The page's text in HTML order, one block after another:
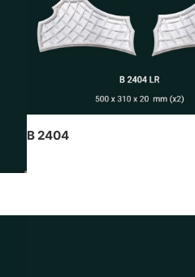
B 2404
nghệ thuật của CT Dịch
Hawa thiết kế và thi công